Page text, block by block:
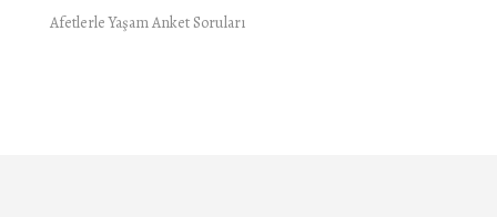
Afetlerle Yaşam Anket Soruları